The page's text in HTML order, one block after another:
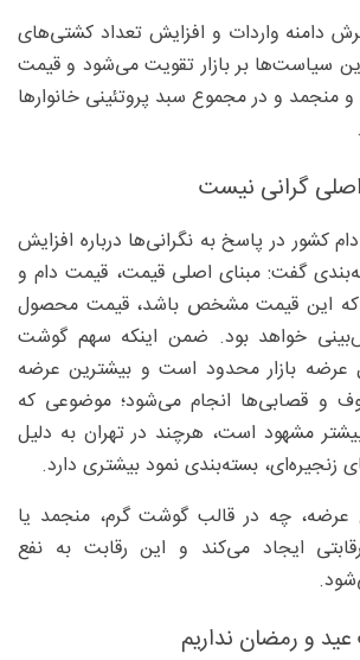
دامنه واردات و افزایش تعداد کشتی‌های
سیاست‌ها بر بازار تقویت می‌شود و قیمت
منجمد و در مجموع سبد پروتئینی خانوارها
گرانی نیست
کشور در پاسخ به نگرانی‌ها درباره افزایش
گفت: مبنای اصلی قیمت، قیمت دام و
که این قیمت مشخص باشد، قیمت محصول
خواهد بود. ضمن اینکه سهم گوشت
عرضه بازار محدود است و بیشترین عرضه
و قصابی‌ها انجام می‌شود؛ موضوعی که
مشهود است، هرچند در تهران به دلیل
زنجیره‌ای، بسته‌بندی نمود بیشتری دارد.
عرضه، چه در قالب گوشت گرم، منجمد یا
ایجاد می‌کند و این رقابت به نفع
و رمضان نداریم